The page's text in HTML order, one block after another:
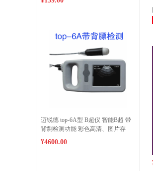
迈锐德 top-6A型 B超仪 智能B超 带
背剽检测功能 彩色高清、图片存
储，双层防碎屏，质保一年
¥4600.00